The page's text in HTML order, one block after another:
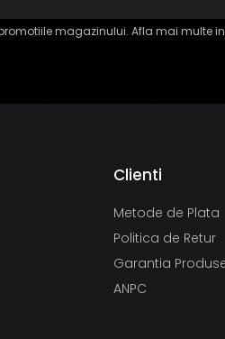
magazinului. Afla mai multe in
Clienti
Metode de Plata
Politica de Retur
Garantia
ANPC